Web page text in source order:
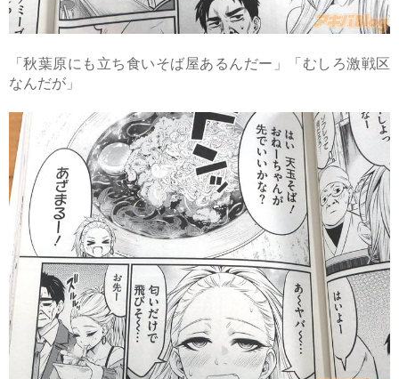
「秋葉原にも立ち食いそば屋あるんだー」「むしろ激戦区
なんだが」